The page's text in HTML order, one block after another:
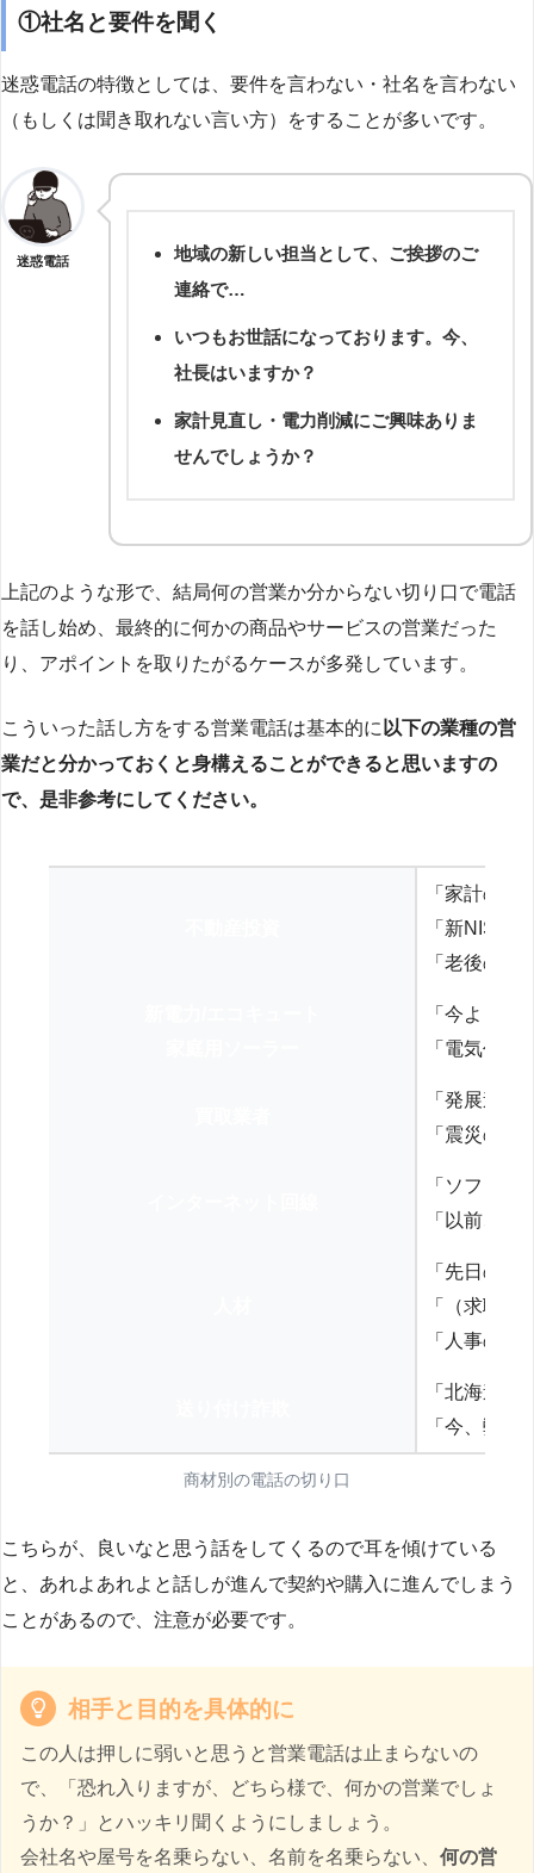
①社名と要件を聞く
迷惑電話の特徴としては、要件を言わない・社名を言わない
（もしくは聞き取れない言い方）をすることが多いです。
迷惑電話
地域の新しい担当として、ご挨拶のご
連絡で…
いつもお世話になっております。今、
社長はいますか？
家計見直し・電力削減にご興味ありま
せんでしょうか？
上記のような形で、結局何の営業か分からない切り口で電話
を話し始め、最終的に何かの商品やサービスの営業だった
り、アポイントを取りたがるケースが多発しています。
こういった話し方をする営業電話は基本的に 以下の業種の営
業だと分かっておくと身構えることができると思いますの
で、是非参考にしてください。
「家計の見
「新NISA
「老後の
「今より
「電気代を
「発展途
「震災の
「ソフト
「以前、
「先日の
「（求職
「人事の方
「北海道
「今、弊
商材別の電話の切り口
こちらが、良いなと思う話をしてくるので耳を傾けている
と、あれよあれよと話しが進んで契約や購入に進んでしまう
ことがあるので、注意が必要です。
相手と目的を具体的に
この人は押しに弱いと思うと営業電話は止まらないの
で、「恐れ入りますが、どちら様で、何かの営業でしょ
うか？」とハッキリ聞くようにしましょう。
会社名や屋号を名乗らない、名前を名乗らない、 何の営